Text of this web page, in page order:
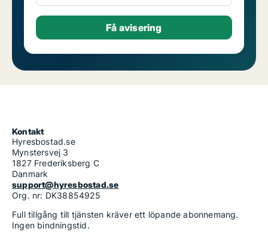
Kontakt
Hyresbostad.se
Mynstersvej 3
1827 Frederiksberg C
Danmark
support@hyresbostad.se
Org. nr: DK38854925
Full tillgång till tjänsten kräver ett löpande abonnemang.
Ingen bindningstid.